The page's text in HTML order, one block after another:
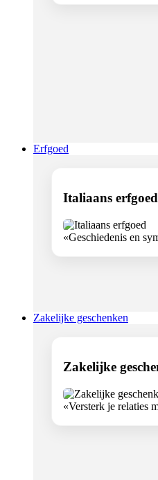
Erfgoed
Italiaans erfgoed
«Geschiedenis en
Zakelijke geschenken
Zakelijke
«Versterk je relaties